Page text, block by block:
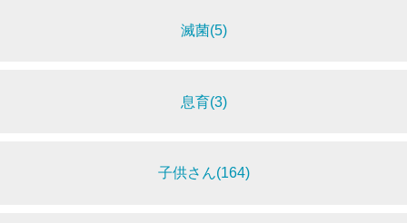
滅菌(5)
息育(3)
子供さん(164)